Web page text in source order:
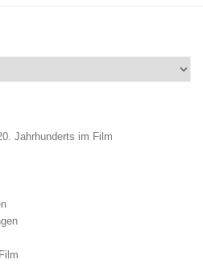
Jahrhunderts im Film